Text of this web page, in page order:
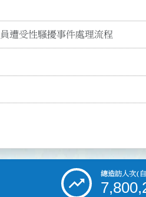
遭受性騷擾事件處理流程
總造訪人次(